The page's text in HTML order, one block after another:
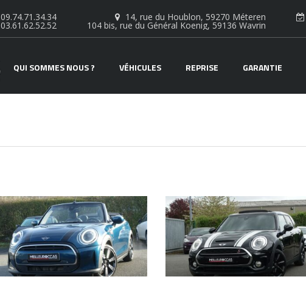
14, rue du Houblon, 59270 Méteren
104 bis, rue du Général Koenig, 59136 Wavrin
09.74.71.34.34
03.61.62.52.52
QUI SOMMES NOUS ? VÉHICULES REPRISE GARANTIE